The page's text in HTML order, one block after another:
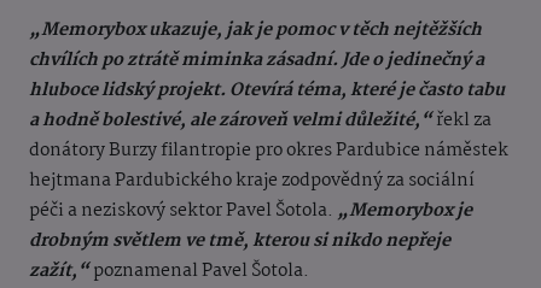
„Memorybox ukazuje, jak je pomoc v těch nejtěžších
chvílích po ztrátě miminka zásadní. Jde o jedinečný a
hluboce lidský projekt. Otevírá téma, které je často tabu
a hodně bolestivé, ale zároveň velmi důležité,“řekl za
donátory Burzy filantropie pro okres Pardubice náměstek
hejtmana Pardubického kraje zodpovědný za sociální
péči a neziskový sektor Pavel Šotola. „Memorybox je
drobným světlem ve tmě, kterou si nikdo nepřeje
zažít,“poznamenal Pavel Šotola.